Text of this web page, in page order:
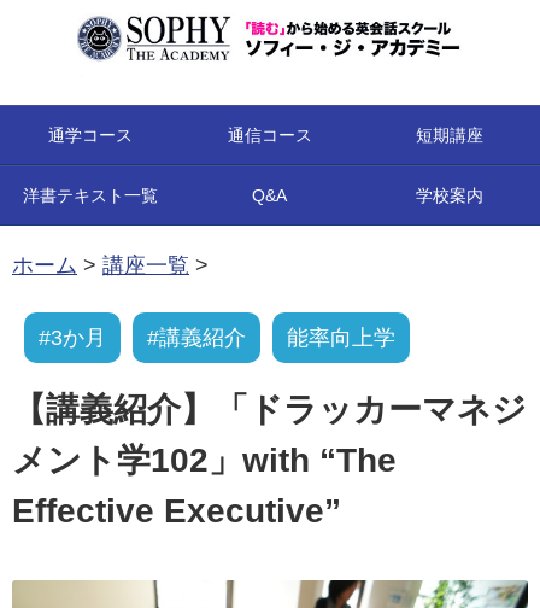
通学コース 通信コース 短期講座
洋書テキスト一覧 Q&A 学校案内
ホーム > 講座一覧 >
#3か月 #講義紹介 能率向上学
【講義紹介】「ドラッカーマネジ
メント学102」with “The
Effective Executive”